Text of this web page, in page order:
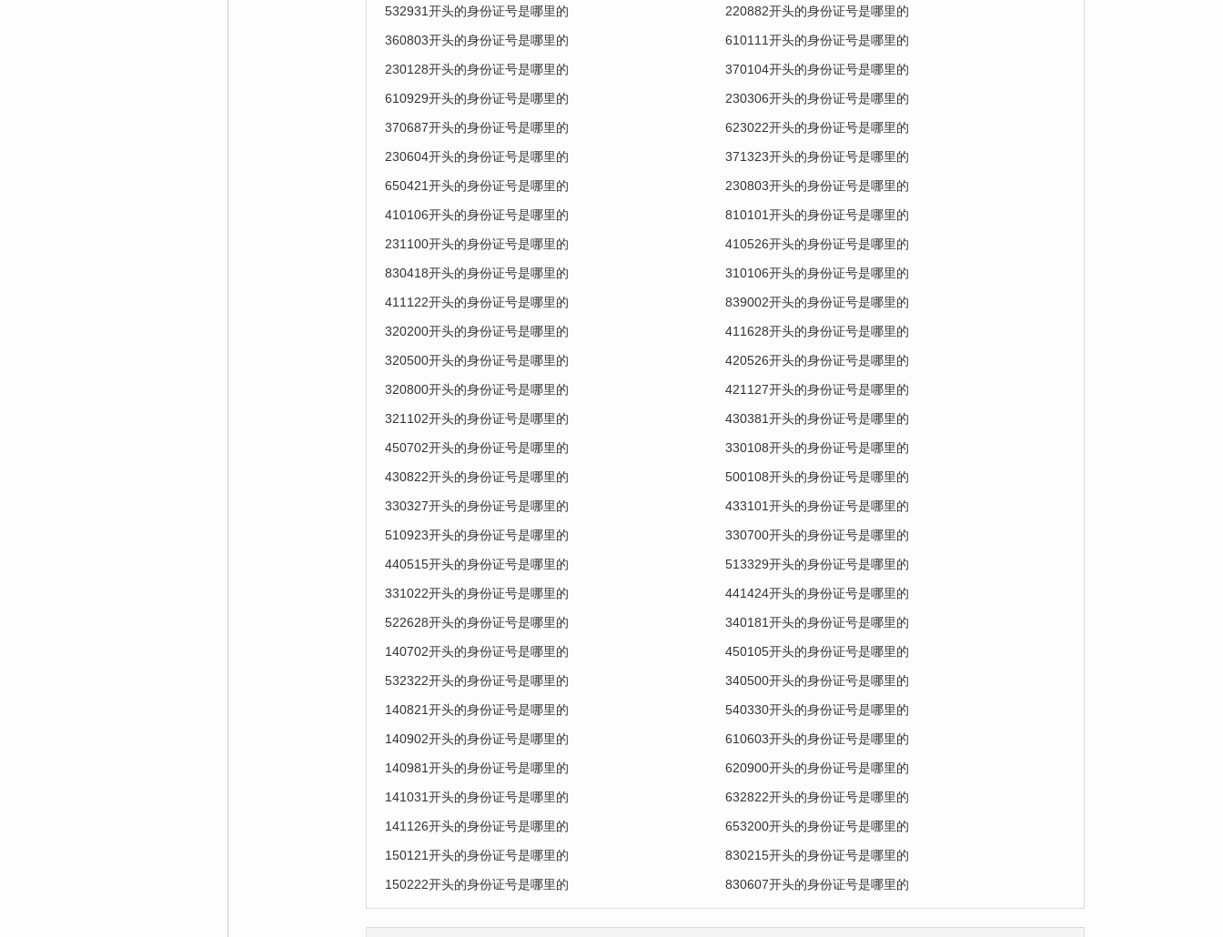
532931开头的身份证号是哪里的
220882开头的身份证号是哪里的
360803开头的身份证号是哪里的
610111开头的身份证号是哪里的
230128开头的身份证号是哪里的
370104开头的身份证号是哪里的
610929开头的身份证号是哪里的
230306开头的身份证号是哪里的
370687开头的身份证号是哪里的
623022开头的身份证号是哪里的
230604开头的身份证号是哪里的
371323开头的身份证号是哪里的
650421开头的身份证号是哪里的
230803开头的身份证号是哪里的
410106开头的身份证号是哪里的
810101开头的身份证号是哪里的
231100开头的身份证号是哪里的
410526开头的身份证号是哪里的
830418开头的身份证号是哪里的
310106开头的身份证号是哪里的
411122开头的身份证号是哪里的
839002开头的身份证号是哪里的
320200开头的身份证号是哪里的
411628开头的身份证号是哪里的
320500开头的身份证号是哪里的
420526开头的身份证号是哪里的
320800开头的身份证号是哪里的
421127开头的身份证号是哪里的
321102开头的身份证号是哪里的
430381开头的身份证号是哪里的
450702开头的身份证号是哪里的
330108开头的身份证号是哪里的
430822开头的身份证号是哪里的
500108开头的身份证号是哪里的
330327开头的身份证号是哪里的
433101开头的身份证号是哪里的
510923开头的身份证号是哪里的
330700开头的身份证号是哪里的
440515开头的身份证号是哪里的
513329开头的身份证号是哪里的
331022开头的身份证号是哪里的
441424开头的身份证号是哪里的
522628开头的身份证号是哪里的
340181开头的身份证号是哪里的
140702开头的身份证号是哪里的
450105开头的身份证号是哪里的
532322开头的身份证号是哪里的
340500开头的身份证号是哪里的
140821开头的身份证号是哪里的
540330开头的身份证号是哪里的
140902开头的身份证号是哪里的
610603开头的身份证号是哪里的
140981开头的身份证号是哪里的
620900开头的身份证号是哪里的
141031开头的身份证号是哪里的
632822开头的身份证号是哪里的
141126开头的身份证号是哪里的
653200开头的身份证号是哪里的
150121开头的身份证号是哪里的
830215开头的身份证号是哪里的
150222开头的身份证号是哪里的
830607开头的身份证号是哪里的